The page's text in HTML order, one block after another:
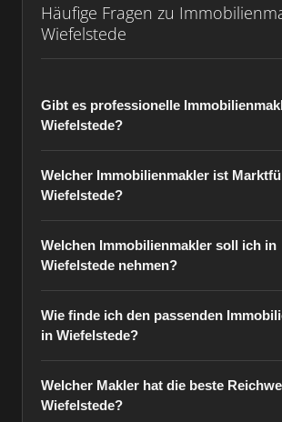
Häufige Fragen zu
Wiefelstede
Gibt es professionelle
Wiefelstede?
Welcher Immobilienmakler ist
Wiefelstede?
Welchen Immobilienmakler soll ich in
Wiefelstede nehmen?
Wie finde ich den passenden
in Wiefelstede?
Welcher Makler hat die beste
Wiefelstede?